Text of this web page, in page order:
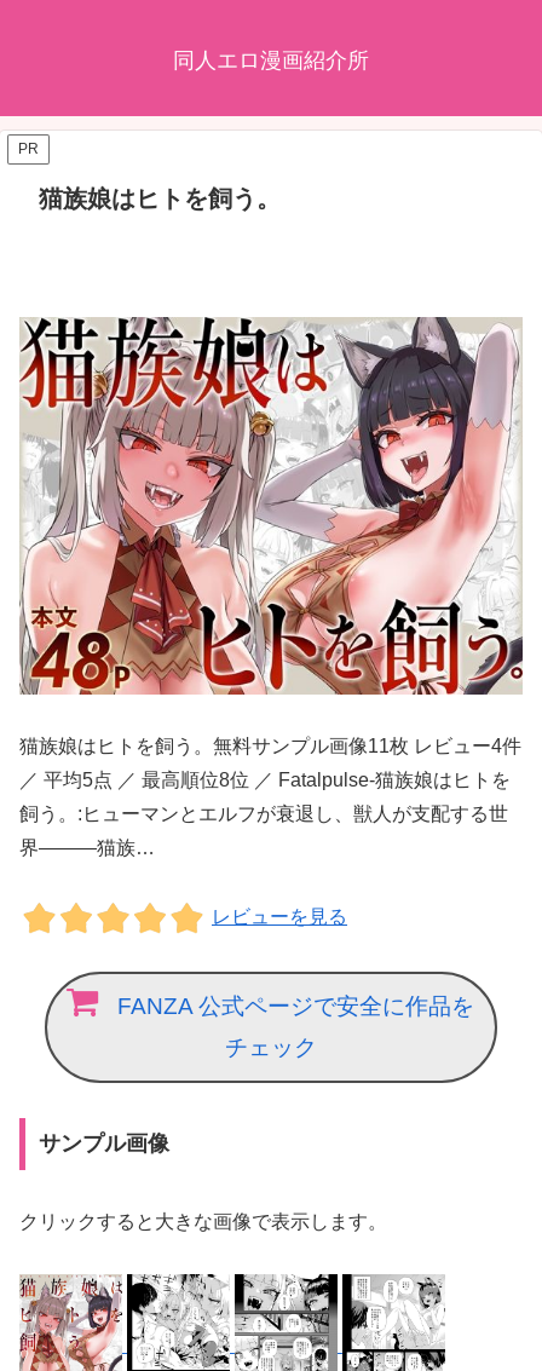
同人エロ漫画紹介所
PR
猫族娘はヒトを飼う。
猫族娘はヒトを飼う。無料サンプル画像11枚 レビュー4件
／ 平均5点 ／ 最高順位8位 ／ Fatalpulse-猫族娘はヒトを
飼う。:ヒューマンとエルフが衰退し、獣人が支配する世
界―――猫族…
レビューを見る
FANZA 公式ページで安全に作品を
チェック
サンプル画像
クリックすると大きな画像で表示します。